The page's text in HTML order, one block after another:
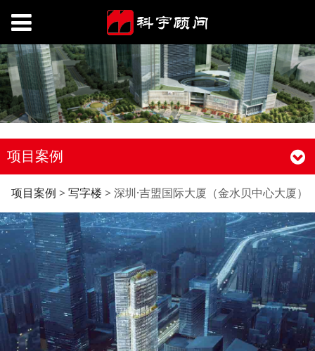
项目案例
深圳·吉盟国际大厦（金
水贝中心大厦）
项目案例 > 写字楼 > 深圳·吉盟国际大厦（金水贝中心大厦）